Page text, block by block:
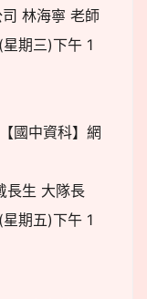
林海寧 老師
期三)下午 1
國中資科】網
生 大隊長
期五)下午 1